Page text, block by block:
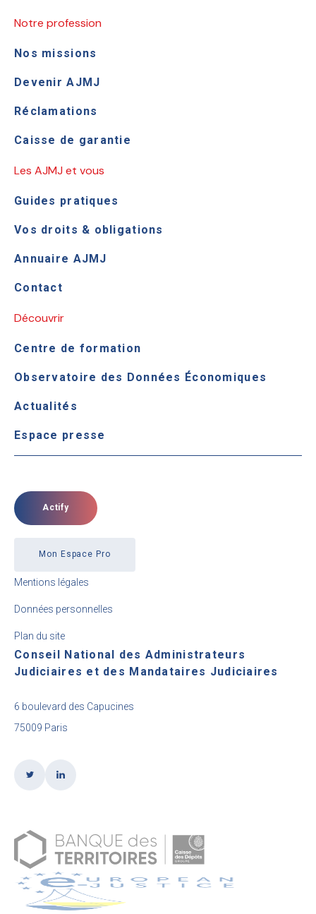
Notre profession
Nos missions
Devenir AJMJ
Réclamations
Caisse de garantie
Les AJMJ et vous
Guides pratiques
Vos droits & obligations
Annuaire AJMJ
Contact
Découvrir
Centre de formation
Observatoire des Données Économiques
Actualités
Espace presse
Actify
Mon Espace Pro
Mentions légales
Données personnelles
Plan du site
Conseil National des Administrateurs
Judiciaires et des Mandataires Judiciaires
6 boulevard des Capucines
75009 Paris